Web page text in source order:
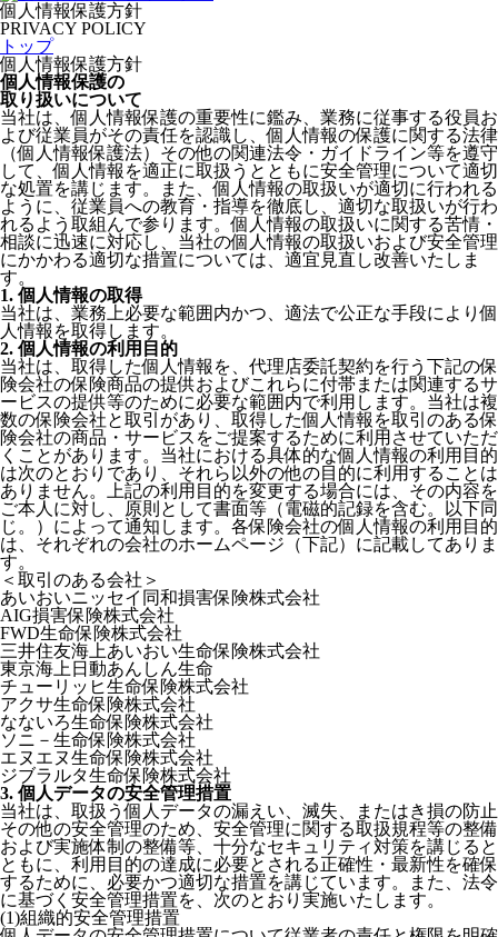
個人情報保護方針
PRIVACY POLICY
トップ
個人情報保護方針
個人情報保護の
取り扱いについて
当社は、個人情報保護の重要性に鑑み、業務に従事する役員お
よび従業員がその責任を認識し、個人情報の保護に関する法律
（個人情報保護法）その他の関連法令・ガイドライン等を遵守
して、個人情報を適正に取扱うとともに安全管理について適切
な処置を講じます。また、個人情報の取扱いが適切に行われる
ように、従業員への教育・指導を徹底し、適切な取扱いが行わ
れるよう取組んで参ります。個人情報の取扱いに関する苦情・
相談に迅速に対応し、当社の個人情報の取扱いおよび安全管理
にかかわる適切な措置については、適宜見直し改善いたしま
す。
1. 個人情報の取得
当社は、業務上必要な範囲内かつ、適法で公正な手段により個
人情報を取得します。
2. 個人情報の利用目的
当社は、取得した個人情報を、代理店委託契約を行う下記の保
険会社の保険商品の提供およびこれらに付帯または関連するサ
ービスの提供等のために必要な範囲内で利用します。当社は複
数の保険会社と取引があり、取得した個人情報を取引のある保
険会社の商品・サービスをご提案するために利用させていただ
くことがあります。当社における具体的な個人情報の利用目的
は次のとおりであり、それら以外の他の目的に利用することは
ありません。上記の利用目的を変更する場合には、その内容を
ご本人に対し、原則として書面等（電磁的記録を含む。以下同
じ。）によって通知します。各保険会社の個人情報の利用目的
は、それぞれの会社のホームページ（下記）に記載してありま
す。
＜取引のある会社＞
あいおいニッセイ同和損害保険株式会社
AIG損害保険株式会社
FWD生命保険株式会社
三井住友海上あいおい生命保険株式会社
東京海上日動あんしん生命
チューリッヒ生命保険株式会社
アクサ生命保険株式会社
なないろ生命保険株式会社
ソニ－生命保険株式会社
エヌエヌ生命保険株式会社
ジブラルタ生命保険株式会社
3. 個人データの安全管理措置
当社は、取扱う個人データの漏えい、滅失、またはき損の防止
その他の安全管理のため、安全管理に関する取扱規程等の整備
および実施体制の整備等、十分なセキュリティ対策を講じると
ともに、利用目的の達成に必要とされる正確性・最新性を確保
するために、必要かつ適切な措置を講じています。また、法令
に基づく安全管理措置を、次のとおり実施いたします。
(1)組織的安全管理措置